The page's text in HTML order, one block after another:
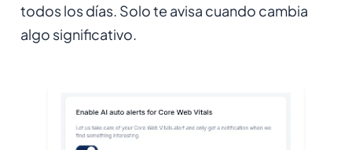
todos los días. Solo te avisa cuando cambia
algo significativo.